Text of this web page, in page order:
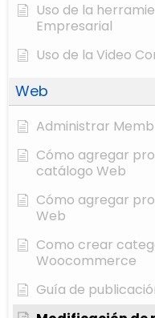
Uso de la
Empresarial
Uso de la Video
Web
Administrar
Cómo agregar
catálogo Web
Cómo agregar
Web
Como crear
Woocommerce
Guía de